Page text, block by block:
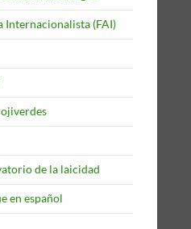
(FAI)
de la laicidad
en español